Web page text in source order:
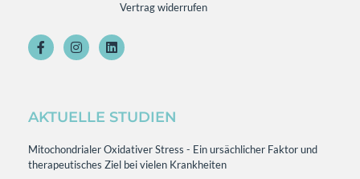
Vertrag widerrufen
AKTUELLE STUDIEN
Mitochondrialer Oxidativer Stress - Ein ursächlicher Faktor und
therapeutisches Ziel bei vielen Krankheiten